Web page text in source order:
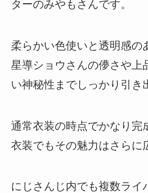
ターのみやもさんです。
柔らかい色使いと透明感の
星導ショウさんの儚さや上
い神秘性までしっかり引き
通常衣装の時点でかなり完
衣装でもその魅力はさらに
にじさんじ内でも複数ライ